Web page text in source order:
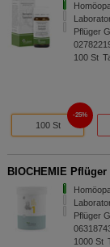
Pflüger
100 St
100 St
25%
BIOCHEMIE
Pflüger
1000 St